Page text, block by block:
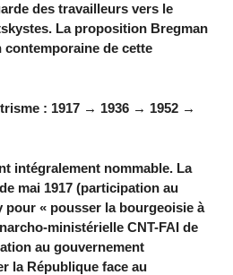
des travailleurs vers le
La proposition Bregman
de cette
: 1917 → 1936 → 1952 →
intégralement nommable. La
mai 1917 (participation au
pour « pousser la bourgeoisie à
ministérielle CNT-FAI de
au gouvernement
la République face au